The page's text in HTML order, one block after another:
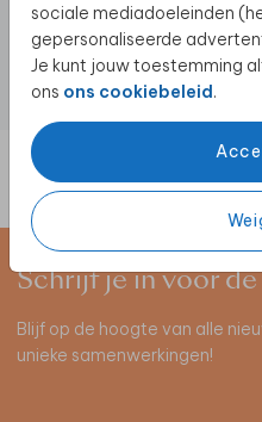
sociale mediadoeleinden
gepersonaliseerde
Je kunt jouw toestemming
ons ons cookiebeleid.
Schrijf je in voor
Blijf op de hoogte van alle
unieke samenwerkingen!